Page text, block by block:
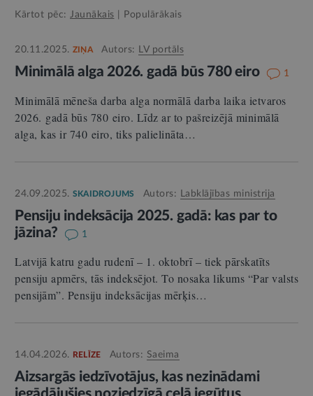
Kārtot pēc: Jaunākais Populārākais
20.11.2025. ZIŅA Autors: LV portāls
Minimālā alga 2026. gadā būs 780 eiro 1
Minimālā mēneša darba alga normālā darba laika ietvaros
2026. gadā būs 780 eiro. Līdz ar to pašreizējā minimālā
alga, kas ir 740 eiro, tiks palielināta…
24.09.2025. SKAIDROJUMS Autors: Labklājības ministrija
Pensiju indeksācija 2025. gadā: kas par to
jāzina?
1
Latvijā katru gadu rudenī – 1. oktobrī – tiek pārskatīts
pensiju apmērs, tās indeksējot. To nosaka likums “Par valsts
pensijām”. Pensiju indeksācijas mērķis…
14.04.2026. RELĪZE Autors: Saeima
Aizsargās iedzīvotājus, kas nezinādami